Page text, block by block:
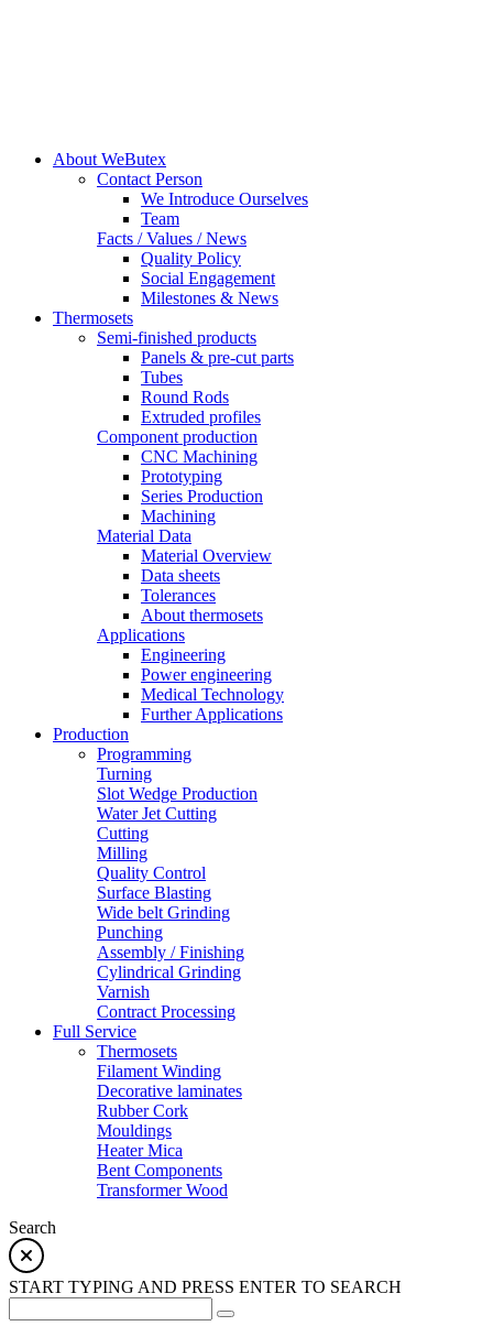
About WeButex
Contact Person
We Introduce Ourselves
Team
Facts / Values / News
Quality Policy
Social Engagement
Milestones & News
Thermosets
Semi-finished products
Panels & pre-cut parts
Tubes
Round Rods
Extruded profiles
Component production
CNC Machining
Prototyping
Series Production
Machining
Material Data
Material Overview
Data sheets
Tolerances
About thermosets
Applications
Engineering
Power engineering
Medical Technology
Further Applications
Production
Programming
Turning
Slot Wedge Production
Water Jet Cutting
Cutting
Milling
Quality Control
Surface Blasting
Wide belt Grinding
Punching
Assembly / Finishing
Cylindrical Grinding
Varnish
Contract Processing
Full Service
Thermosets
Filament Winding
Decorative laminates
Rubber Cork
Mouldings
Heater Mica
Bent Components
Transformer Wood
Search
START TYPING AND PRESS ENTER TO SEARCH